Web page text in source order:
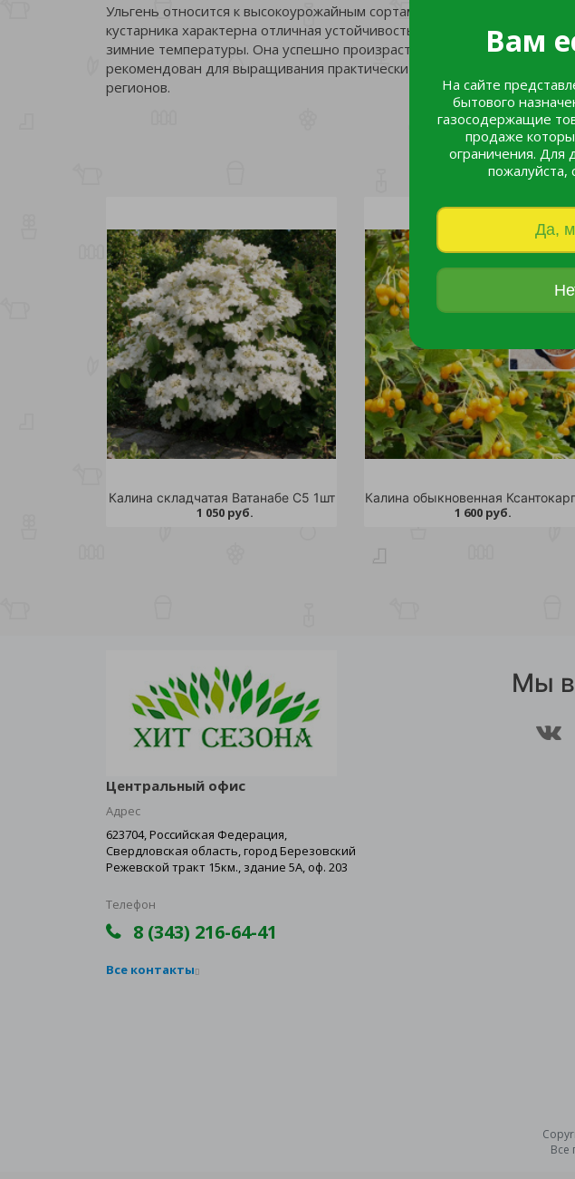
Вам
На сайте
бытового
газосодержащие
продаже
ограничения. Для
пожалуйста,
Да,
Ульгень относится к высокоурожайным сортам, средние показатели
кустарника характерна отличная устойчивость к различным
зимние температуры. Она успешно произрастает в 3 зоне
рекомендован для выращивания практически на всей территории
регионов.
Калина складчатая Ватанабе С5 1шт
1 050 руб. 1 600 руб.
Мы в
Центральный офис
Адрес
623704, Российская Федерация,
Свердловская область, город Березовский
Режевской тракт 15км., здание 5А, оф. 203
Телефон
8 (343) 216-64-41
Все контакты
Все